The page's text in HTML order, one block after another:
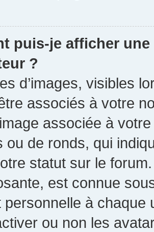
puis-je afficher
?
d’images, visibles
associés à votre
associée à
ou de ronds, qui
statut sur le
est connue
personnelle à chaque
ou non les